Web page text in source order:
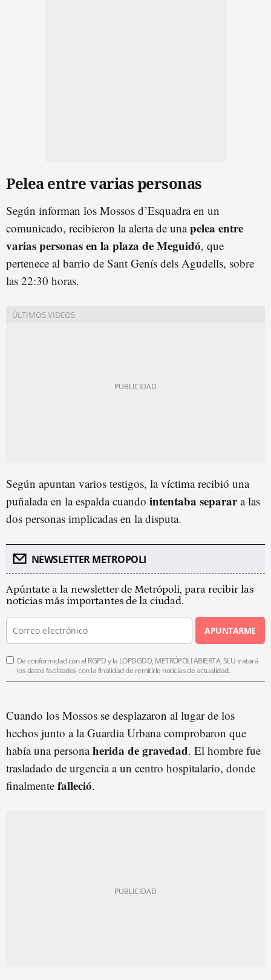
Pelea entre varias personas
Según informan los Mossos d’Esquadra en un
comunicado, recibieron la alerta de unapelea entre
varias personas en la plaza de Meguidó, que
pertenece al barrio de Sant Genís dels Agudells, sobre
las 22:30 horas.
Según apuntan varios testigos, la víctima recibió una
puñalada en la espalda cuando intentaba separara las
dos personas implicadas en la disputa.
NEWSLETTER METROPOLI
Apúntate a la newsletter de Metrópoli, para recibir las
noticias más importantes de la ciudad.
APUNTARME
De conformidad con el RGPD y la LOPDGDD, METRÓPOLI ABIERTA, SLU tratará
los datos facilitados con la finalidad de remitirle noticias de actualidad.
Cuando los Mossos se desplazaron al lugar de los
hechos junto a la Guardia Urbana comprobaron que
había una personaherida de gravedad. El hombre fue
trasladado de urgencia a un centro hospitalario, donde
finalmente falleció.